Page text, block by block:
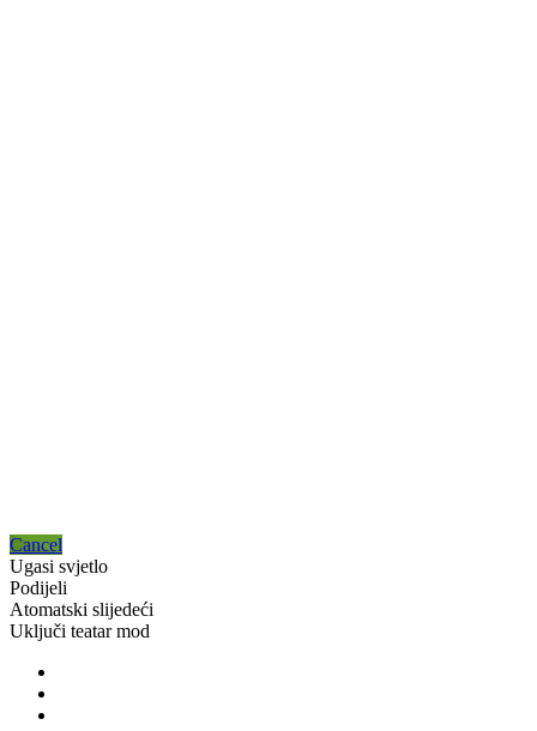
Cancel
Ugasi svjetlo
Podijeli
Atomatski slijedeći
Uključi teatar mod